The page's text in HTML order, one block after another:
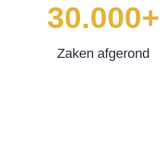
30.000+
Zaken afgerond